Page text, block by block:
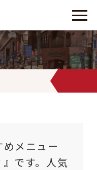
明太子スパゲティ』です
メニュー
です。人気